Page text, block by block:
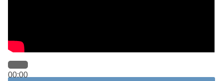
00:00